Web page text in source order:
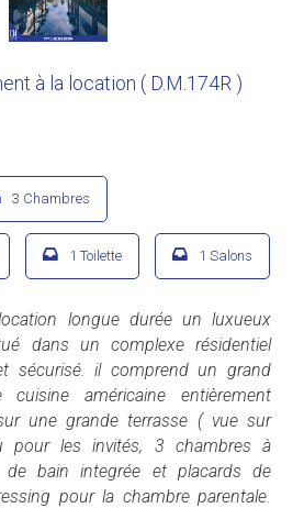
à la location ( D.M.174R )
3 Chambres
1 Toilette 1 Salons
longue durée un luxueux
dans un complexe résidentiel
sécurisé. il comprend un grand
américaine entièrement
une grande terrasse ( vue sur
pour les invités, 3 chambres à
de bain integrée et placards de
pour la chambre parentale.